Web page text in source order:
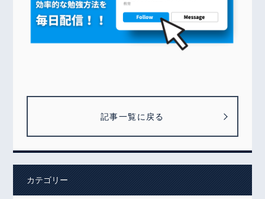
記事一覧に戻る
カテゴリー